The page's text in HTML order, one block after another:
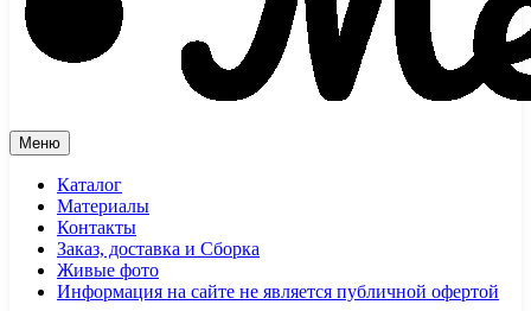
Меню
Каталог
Материалы
Контакты
Заказ, доставка и Сборка
Живые фото
Информация на сайте не является публичной офертой